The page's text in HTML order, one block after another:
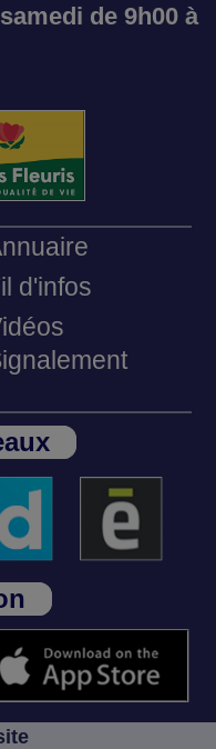
de 9h00 à
d'infos